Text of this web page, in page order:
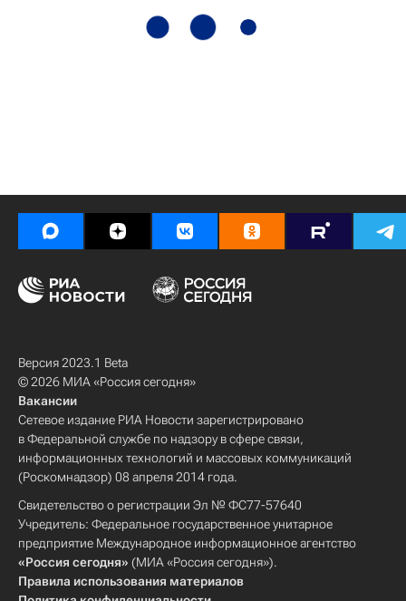
Версия 2023.1 Beta
© 2026 МИА «Россия сегодня»
Вакансии
Сетевое издание РИА Новости зарегистрировано
в Федеральной службе по надзору в сфере связи,
информационных технологий и массовых коммуникаций
(Роскомнадзор) 08 апреля 2014 года.
Свидетельство о регистрации Эл № ФС77-57640
Учредитель: Федеральное государственное унитарное
предприятие Международное информационное агентство
«Россия сегодня» (МИА «Россия сегодня»).
Правила использования материалов